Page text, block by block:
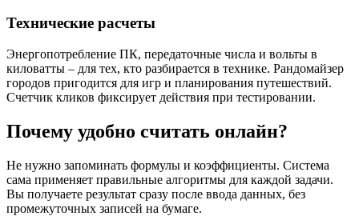
Технические расчеты
Энергопотребление ПК, передаточные числа и вольты в
киловатты – для тех, кто разбирается в технике. Рандомайзер
городов пригодится для игр и планирования путешествий.
Счетчик кликов фиксирует действия при тестировании.
Почему удобно считать онлайн?
Не нужно запоминать формулы и коэффициенты. Система
сама применяет правильные алгоритмы для каждой задачи.
Вы получаете результат сразу после ввода данных, без
промежуточных записей на бумаге.